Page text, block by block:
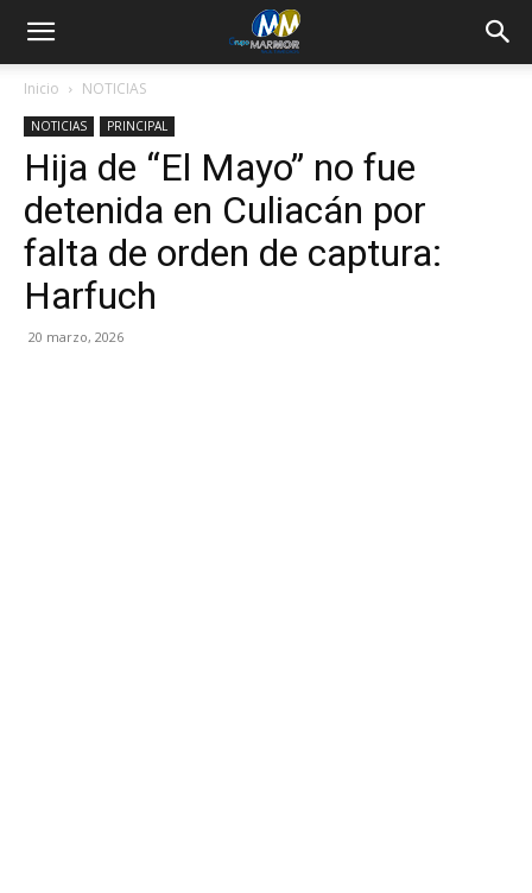
Inicio NOTICIAS
NOTICIAS PRINCIPAL
Hija de “El Mayo” no fue
detenida en Culiacán por
falta de orden de captura:
Harfuch
20 marzo, 2026